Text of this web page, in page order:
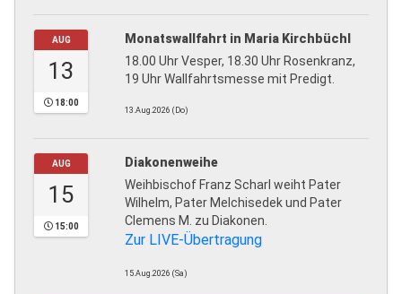
AUG
13
18:00
Monatswallfahrt in Maria Kirchbüchl
18.00 Uhr Vesper, 18.30 Uhr Rosenkranz,
19 Uhr Wallfahrtsmesse mit Predigt.
13.Aug.2026 (Do)
AUG
15
15:00
Diakonenweihe
Weihbischof Franz Scharl weiht Pater
Wilhelm, Pater Melchisedek und Pater
Clemens M. zu Diakonen.
Zur LIVE-Übertragung
15.Aug.2026 (Sa)